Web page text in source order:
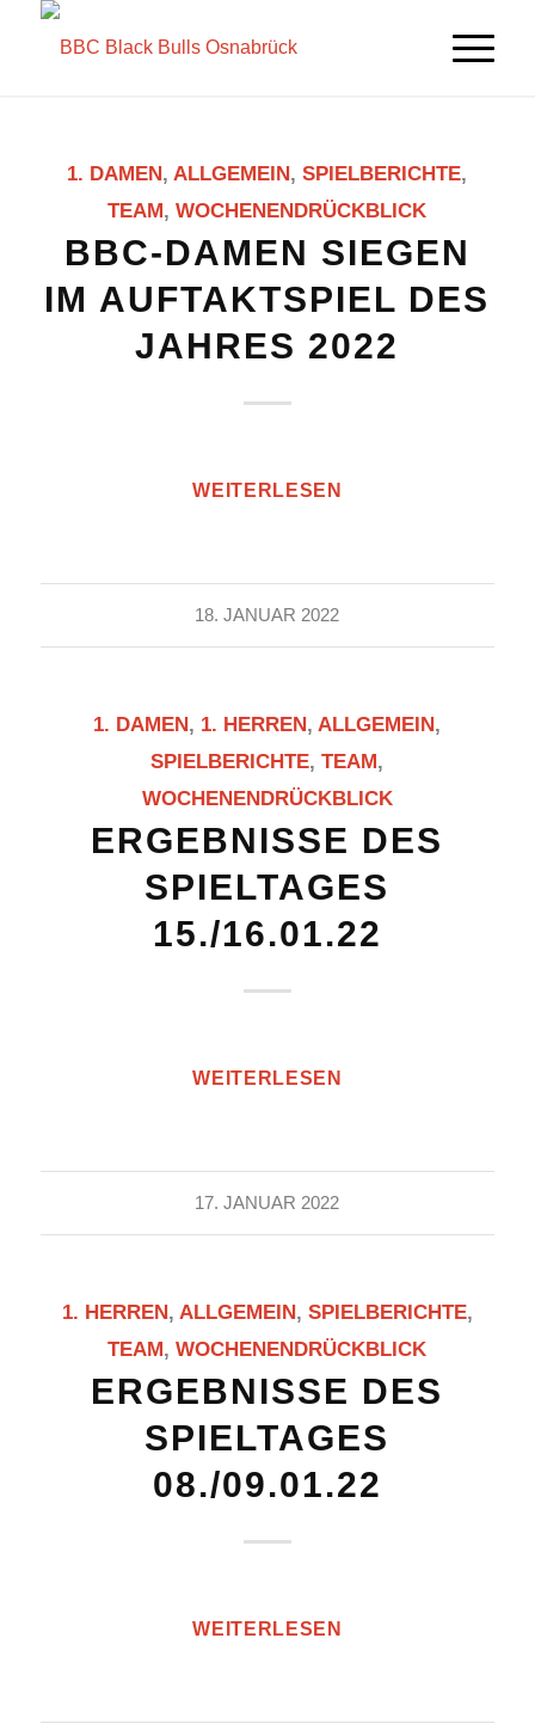
1. DAMEN,ALLGEMEIN,SPIELBERICHTE,
TEAM,WOCHENENDRÜCKBLICK
BBC-DAMEN SIEGEN
IM AUFTAKTSPIEL DES
JAHRES 2022
WEITERLESEN
18. JANUAR 2022
1. DAMEN, 1. HERREN,ALLGEMEIN,
SPIELBERICHTE,TEAM,
WOCHENENDRÜCKBLICK
ERGEBNISSE DES
SPIELTAGES
15./16.01.22
WEITERLESEN
17. JANUAR 2022
1. HERREN, ALLGEMEIN, SPIELBERICHTE,
TEAM,WOCHENENDRÜCKBLICK
ERGEBNISSE DES
SPIELTAGES
08./09.01.22
WEITERLESEN